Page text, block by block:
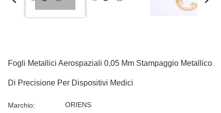
Fogli Metallici Aerospaziali 0,05 Mm Stampaggio Metallico
Di Precisione Per Dispositivi Medici
Marchio: ORIENS